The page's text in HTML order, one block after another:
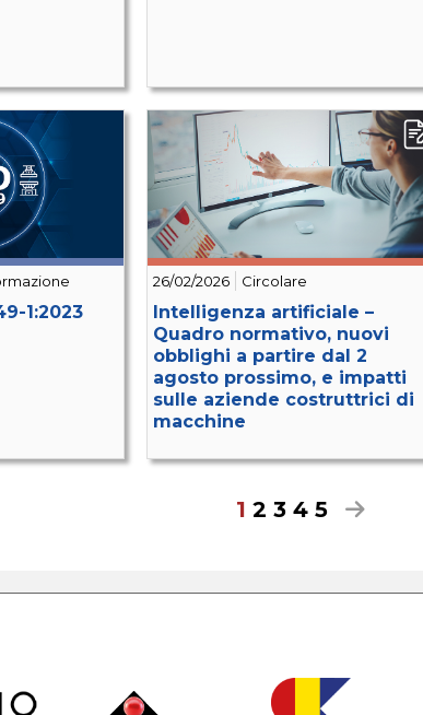
1:2023
26/02/2026 Circolare
Intelligenza artificiale –
Quadro normativo, nuovi
obblighi a partire dal 2
agosto prossimo, e impatti
sulle aziende costruttrici di
macchine
1 2 3 4 5